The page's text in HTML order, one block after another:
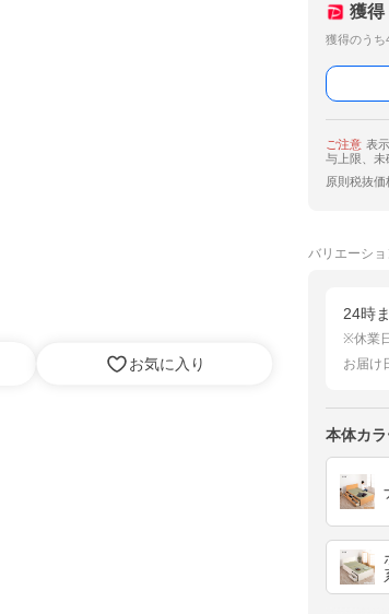
お気に入り
獲得
獲得のうち
ご注意 表
与上限、未
原則税抜価
バリエーショ
24時
※休業
お届け
本体カ